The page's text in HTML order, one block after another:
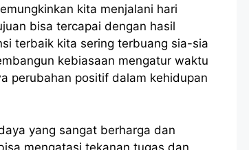
kita menjalani hari
bisa tercapai dengan hasil
terbaik kita sering terbuang sia-sia
kebiasaan mengatur waktu
perubahan positif dalam kehidupan
yang sangat berharga dan
mengatasi tekanan tugas dan